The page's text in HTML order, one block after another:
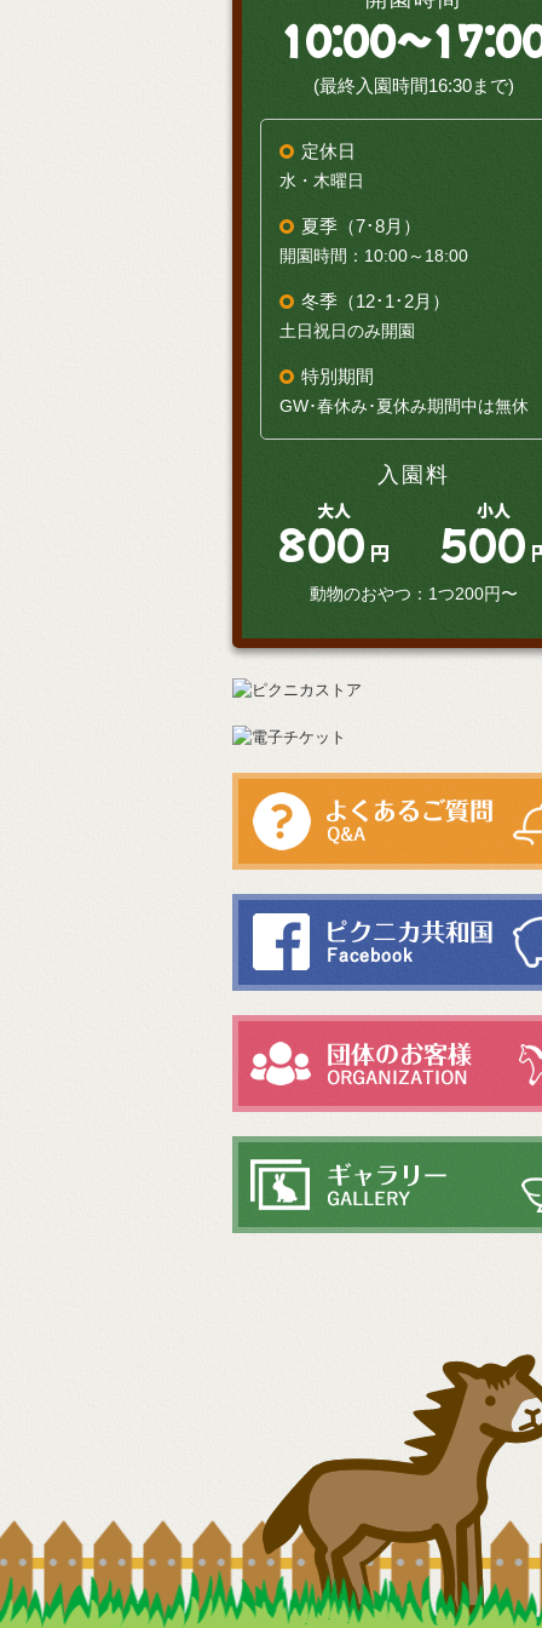
10:00～
(最終入園時間16:30まで)
定休日
水・木曜日
夏季（7･8月）
開園時間：10:00～18:00
冬季（12･1･2月）
土日祝日のみ開園
特別期間
GW･春休み･夏休み期間中は無休
入園料
大人
800 円
小人
500
動物のおやつ：1つ200円〜